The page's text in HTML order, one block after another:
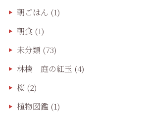
朝ごはん (1)
朝食(1)
未分類 (73)
林檎 庭の紅玉 (4)
桜(2)
植物図鑑 (1)